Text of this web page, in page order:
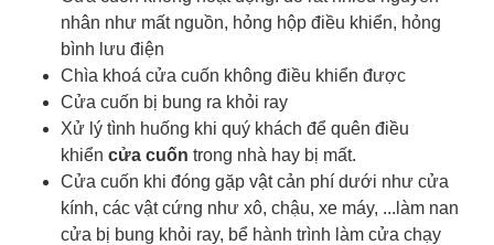
nhân như mất nguồn, hỏng hộp điều khiển, hỏng
bình lưu điện
Chìa khoá cửa cuốn không điều khiển được
Cửa cuốn bị bung ra khỏi ray
Xử lý tình huống khi quý khách để quên điều
khiển cửa cuốn trong nhà hay bị mất.
Cửa cuốn khi đóng gặp vật cản phí dưới như cửa
kính, các vật cứng như xô, chậu, xe máy, ...làm nan
cửa bị bung khỏi ray, bể hành trình làm cửa chạy